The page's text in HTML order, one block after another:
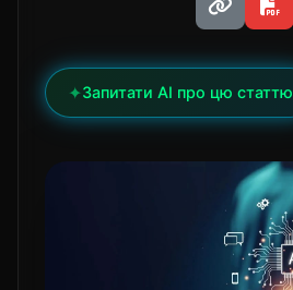
✦Запитати AI про цю статтю